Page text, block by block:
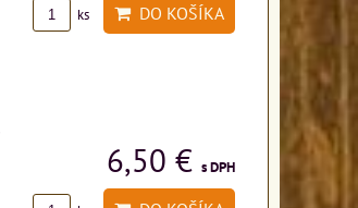
ks DO KOŠÍKA
6,50 € s DPH